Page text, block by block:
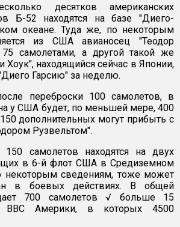
десятков американских
Б-52 находятся на базе "Диего-
океане. Туда же, по некоторым
из США авианосец "Теодор
самолетами, а другой такой же
Хоук", находящийся сейчас в Японии,
Гарсию" за неделю.
переброски 100 самолетов, в
у США будет, по меньшей мере, 400
дополнительных могут прибыть с
Рузвельтом".
самолетов находятся на двух
в 6-й флот США в Средиземном
некоторым сведениям, тоже может
в боевых действиях. В общей
700 самолетов √ больше 15
ВВС Америки, в которых 4500